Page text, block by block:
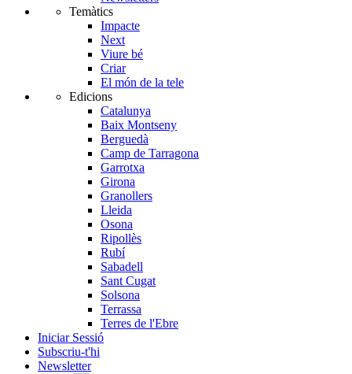
Temàtics
Impacte
Next
Viure bé
Criar
El món de la tele
Edicions
Catalunya
Baix Montseny
Berguedà
Camp de Tarragona
Garrotxa
Girona
Granollers
Lleida
Osona
Ripollès
Rubí
Sabadell
Sant Cugat
Solsona
Terrassa
Terres de l'Ebre
Iniciar Sessió
Subscriu-t'hi
Newsletter